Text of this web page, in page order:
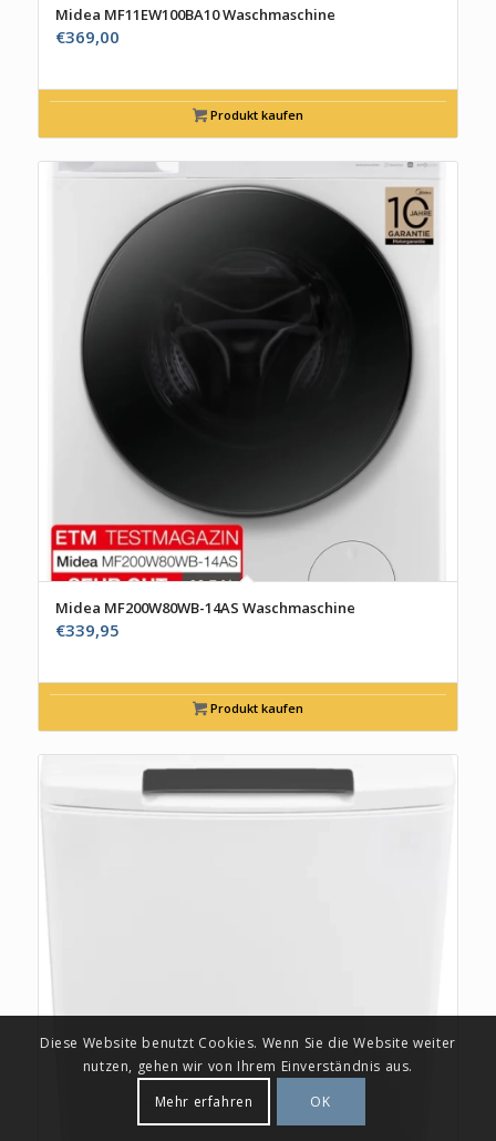
Midea MF11EW100BA10 Waschmaschine
€369,00
Produkt kaufen
Midea MF200W80WB-14AS Waschmaschine
€339,95
Produkt kaufen
Diese Website benutzt Cookies. Wenn Sie die Website weiter
nutzen, gehen wir von Ihrem Einverständnis aus.
Mehr erfahren
OK